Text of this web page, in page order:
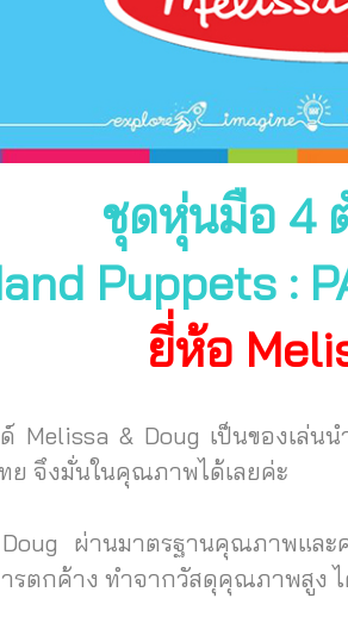
ชุดหุ่นมือ 4
Puppets :
ยี่ห้อ
Melissa & Doug เป็นของเล่
ย จึงมั่นในคุณภาพได้เลยค่ะ
ผ่านมาตรฐานคุณภาพและ
รตกค้าง ทำจากวัสดุคุณภาพสูง